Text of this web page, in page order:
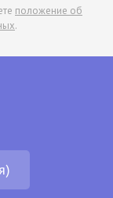
положение об
.